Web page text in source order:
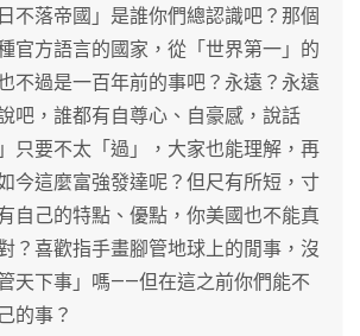
不落帝國」是誰你們總認識吧？那個
官方語言的國家，從「世界第一」的
不過是一百年前的事吧？永遠？永遠
吧，誰都有自尊心、自豪感，說話
只要不太「過」，大家也能理解，再
今這麼富強發達呢？但尺有所短，寸
自己的特點、優點，你美國也不能真
？喜歡指手畫腳管地球上的閒事，沒
天下事」嗎——但在這之前你們能不
的事？